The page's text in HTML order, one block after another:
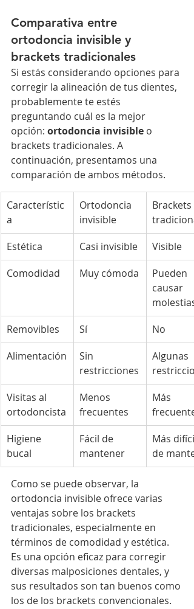
Comparativa entre
ortodoncia invisible y
brackets tradicionales
Si estás considerando opciones para
corregir la alineación de tus dientes,
probablemente te estés
preguntando cuál es la mejor
opción: ortodoncia invisible o
brackets tradicionales. A
continuación, presentamos una
comparación de ambos métodos.
Característic
a
Ortodoncia
invisible
Brackets
Estética
Casi invisible
Visible
Comodidad
Muy cómoda
Pueden
causar
molestias
Removibles
Sí
No
Alimentación
Sin
restricciones
Algunas
Visitas al
ortodoncista
Menos
frecuentes
Más
frecuentes
Higiene
bucal
Fácil de
mantener
Más difícil
de
Como se puede observar, la
ortodoncia invisible ofrece varias
ventajas sobre los brackets
tradicionales, especialmente en
términos de comodidad y estética.
Es una opción eficaz para corregir
diversas malposiciones dentales, y
sus resultados son tan buenos como
los de los brackets convencionales.